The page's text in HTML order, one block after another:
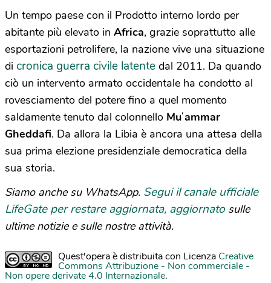
Un tempo paese con il Prodotto interno lordo per
abitante più elevato in Africa, grazie soprattutto alle
esportazioni petrolifere, la nazione vive una situazione
di cronica guerra civile latente dal 2011. Da quando
ciò un intervento armato occidentale ha condotto al
rovesciamento del potere fino a quel momento
saldamente tenuto dal colonnello Muʿammar
Gheddafi. Da allora la Libia è ancora una attesa della
sua prima elezione presidenziale democratica della
sua storia.
Siamo anche su WhatsApp. Segui il canale ufficiale
LifeGate per restare aggiornata, aggiornato sulle
ultime notizie e sulle nostre attività.
Quest'opera è distribuita con Licenza Creative
Commons Attribuzione - Non commerciale -
Non opere derivate 4.0 Internazionale.